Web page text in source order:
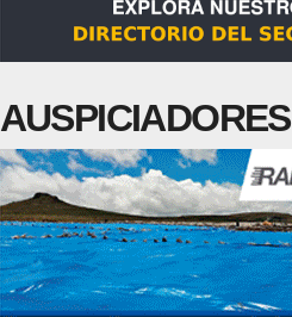
AUSPICIADORES